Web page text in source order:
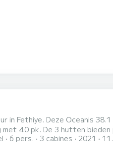
in Fethiye. Deze Oceanis
pk. De 3 hutten bieden plaats aan
Buitenboordmotor, USB-
6 pers. 3 cabines 2021